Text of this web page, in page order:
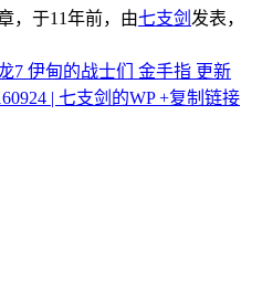
，于11年前，由七支剑 发表，
7 伊甸的战士们 金手指 更新
| 七支剑的WP+复制链接